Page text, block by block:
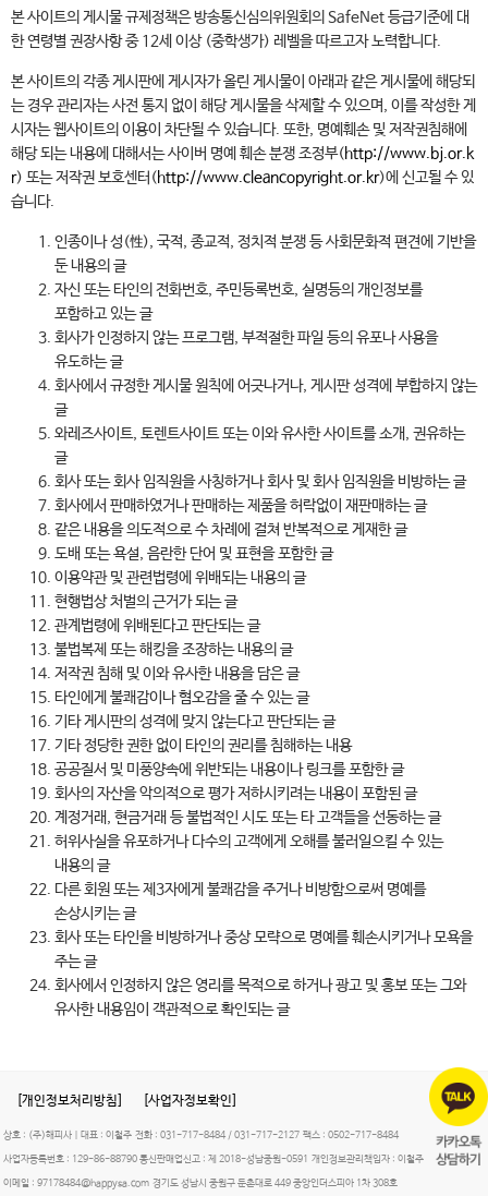
본 사이트의 게시물 규제정책은 방송통신심의위원회의 SafeNet 등급기준에 대
한 연령별 권장사항 중 12세 이상 (중학생가) 레벨을 따르고자 노력합니다.
본 사이트의 각종 게시판에 게시자가 올린 게시물이 아래과 같은 게시물에 해당되
는 경우 관리자는 사전 통지 없이 해당 게시물을 삭제할 수 있으며, 이를 작성한 게
시자는 웹사이트의 이용이 차단될 수 있습니다. 또한, 명예훼손 및 저작권침해에
해당 되는 내용에 대해서는 사이버 명예 훼손 분쟁 조정부(http://www.bj.or.k
r) 또는 저작권 보호센터(http://www.cleancopyright.or.kr)에 신고될 수 있
습니다.
인종이나 성(性), 국적, 종교적, 정치적 분쟁 등 사회문화적 편견에 기반을
둔 내용의 글
자신 또는 타인의 전화번호, 주민등록번호, 실명등의 개인정보를
포함하고 있는 글
회사가 인정하지 않는 프로그램, 부적절한 파일 등의 유포나 사용을
유도하는 글
회사에서 규정한 게시물 원칙에 어긋나거나, 게시판 성격에 부합하지 않는
글
와레즈사이트, 토렌트사이트 또는 이와 유사한 사이트를 소개, 권유하는
글
회사 또는 회사 임직원을 사칭하거나 회사 및 회사 임직원을 비방하는 글
회사에서 판매하였거나 판매하는 제품을 허락없이 재판매하는 글
같은 내용을 의도적으로 수 차례에 걸쳐 반복적으로 게재한 글
도배 또는 욕설, 음란한 단어 및 표현을 포함한 글
이용약관 및 관련법령에 위배되는 내용의 글
현행법상 처벌의 근거가 되는 글
관계법령에 위배된다고 판단되는 글
불법복제 또는 해킹을 조장하는 내용의 글
저작권 침해 및 이와 유사한 내용을 담은 글
타인에게 불쾌감이나 혐오감을 줄 수 있는 글
기타 게시판의 성격에 맞지 않는다고 판단되는 글
기타 정당한 권한 없이 타인의 권리를 침해하는 내용
공공질서 및 미풍양속에 위반되는 내용이나 링크를 포함한 글
회사의 자산을 악의적으로 평가 저하시키려는 내용이 포함된 글
계정거래, 현금거래 등 불법적인 시도 또는 타 고객들을 선동하는 글
허위사실을 유포하거나 다수의 고객에게 오해를 불러일으킬 수 있는
내용의 글
다른 회원 또는 제3자에게 불쾌감을 주거나 비방함으로써 명예를
손상시키는 글
회사 또는 타인을 비방하거나 중상 모략으로 명예를 훼손시키거나 모욕을
주는 글
회사에서 인정하지 않은 영리를 목적으로 하거나 광고 및 홍보 또는 그와
유사한 내용임이 객관적으로 확인되는 글
[개인정보처리방침] [사업자정보확인]
상호 : (주)해피사 | 대표 : 이철주 전화 : 031-717-8484 / 031-717-2127 팩스 : 0502-717-8484
사업자등록번호 : 129-86-88790통신판매업신고 : 제 2018-성남중원-0591 개인정보관리책임자 : 이철주
이메일 : 97178484@happysa.com 경기도 성남시 중원구 둔촌대로 449 중앙인더스피아 1차 308호